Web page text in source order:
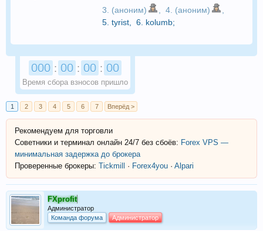
3. (аноним)
4. (аноним)
5. tyrist 6. kolumb;
000 : 00 : 00 : 00
Время сбора взносов пришло
1 2 3 4 5 6 7 Вперёд >
Рекомендуем для торговли
Советники и терминал онлайн 24/7 без сбоёв: Forex VPS —
минимальная задержка до брокера
Проверенные брокеры: Tickmill · Forex4you · Alpari
FXprofit
Администратор
Команда форума
Администратор